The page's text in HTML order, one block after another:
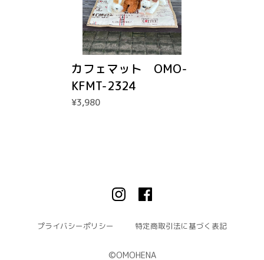
カフェマット OMO-
KFMT-2324
¥3,980
プライバシーポリシー 特定商取引法に基づく表記
©︎OMOHENA